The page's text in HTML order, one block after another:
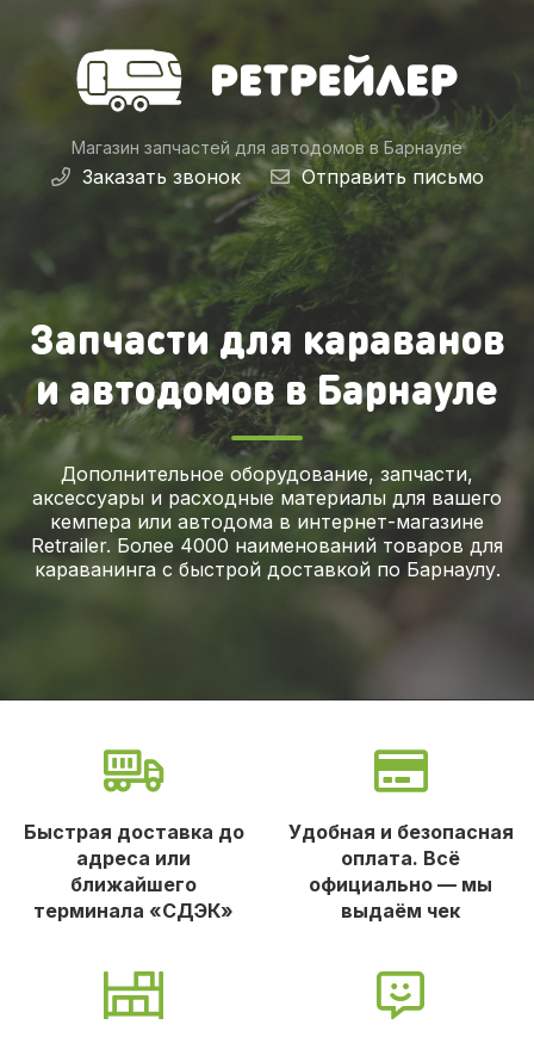
Магазин запчастей для автодомовв Барнауле
Заказать звонок Отправить письмо
Запчасти для караванов
и автодомов в Барнауле
Дополнительное оборудование, запчасти,
аксессуары и расходные материалы для вашего
кемпера или автодома в интернет-магазине
Retrailer. Более 4000 наименований товаров для
караванинга с быстрой доставкой по Барнаулу.
Быстрая доставка до
адреса или
ближайшего
терминала «СДЭК»
Удобная и безопасная
оплата. Всё
официально — мы
выдаём чек